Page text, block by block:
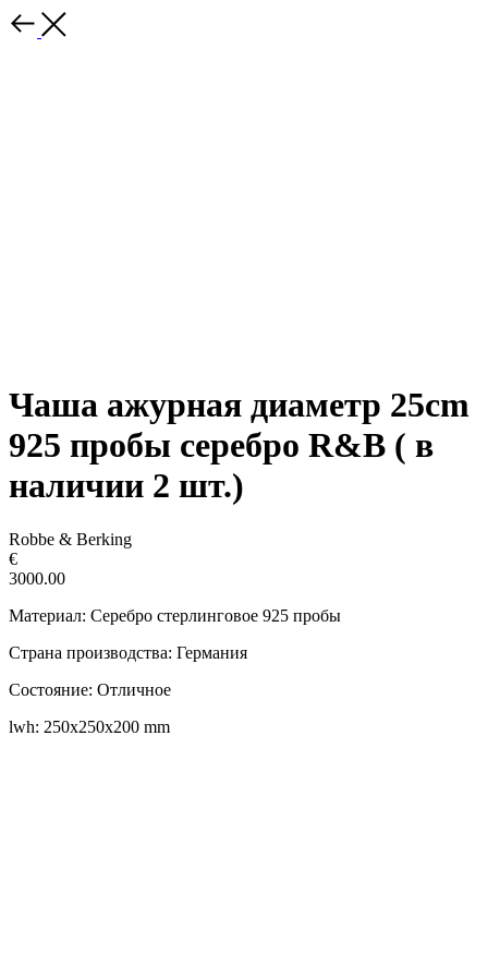
Чаша ажурная диаметр 25cm
925 пробы серебро R&B ( в
наличии 2 шт.)
Robbe & Berking
€
3000.00
Материал: Серебро стерлинговое 925 пробы
Страна производства: Германия
Состояние: Отличное
lwh: 250x250x200 mm